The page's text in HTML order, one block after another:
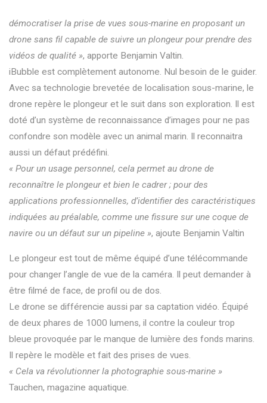
démocratiser la prise de vues sous-marine en proposant un
drone sans fil capable de suivre un plongeur pour prendre des
vidéos de qualité », apporte Benjamin Valtin
iBubble est complètement autonome. Nul besoin de le guider.
Avec sa technologie brevetée de localisation sous-marine, le
drone repère le plongeur et le suit dans son exploration. Il est
doté d’un système de reconnaissance d’images pour ne pas
confondre son modèle avec un animal marin. Il reconnaitra
aussi un défaut prédéfini.
« Pour un usage personnel, cela permet au drone de
reconnaître le plongeur et bien le cadrer ; pour des
applications professionnelles, d’identifier des caractéristiques
indiquées au préalable, comme une fissure sur une coque de
navire ou un défaut sur un pipeline », ajoute Benjamin Valtin
Le plongeur est tout de même équipé d’une télécommande
pour changer l’angle de vue de la caméra. Il peut demander à
être filmé de face, de profil ou de dos.
Le drone se différencie aussi par sa captation vidéo. Équipé
de deux phares de 1000 lumens, il contre la couleur trop
bleue provoquée par le manque de lumière des fonds marins.
Il repère le modèle et fait des prises de vues.
« Cela va révolutionner la photographie sous-marine »
Tauchen, magazine aquatique.